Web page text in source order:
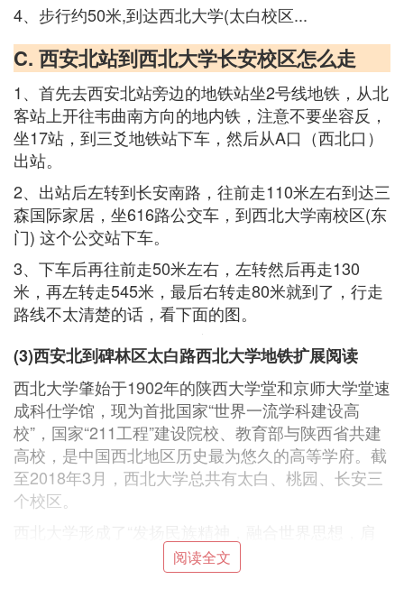
4、步行约50米,到达西北大学(太白校区...
C. 西安北站到西北大学长安校区怎么走
1、首先去西安北站旁边的地铁站坐2号线地铁，从北
客站上开往韦曲南方向的地内铁，注意不要坐容反，
坐17站，到三爻地铁站下车，然后从A口（西北口）
出站。
2、出站后左转到长安南路，往前走110米左右到达三
森国际家居，坐616路公交车，到西北大学南校区(东
门) 这个公交站下车。
3、下车后再往前走50米左右，左转然后再走130
米，再左转走545米，最后右转走80米就到了，行走
路线不太清楚的话，看下面的图。
(3)西安北到碑林区太白路西北大学地铁扩展阅读
西北大学肇始于1902年的陕西大学堂和京师大学堂速
成科仕学馆，现为首批国家“世界一流学科建设高
校”，国家“211工程”建设院校、教育部与陕西省共建
高校，是中国西北地区历史最为悠久的高等学府。截
至2018年3月，西北大学总共有太白、桃园、长安三
个校区。
负建设西北之重任”的办学理念，被誉为“中华石油英
才之母”“经济学家的摇篮”“作家摇篮”。
阅读全文